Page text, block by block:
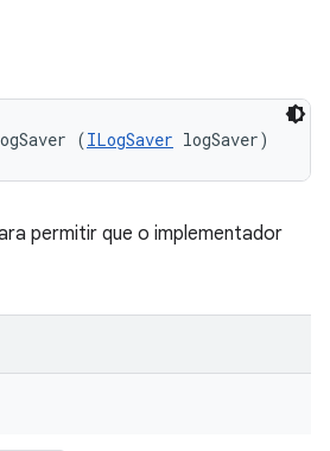
(ILogSaver logSaver)
permitir que o implementador